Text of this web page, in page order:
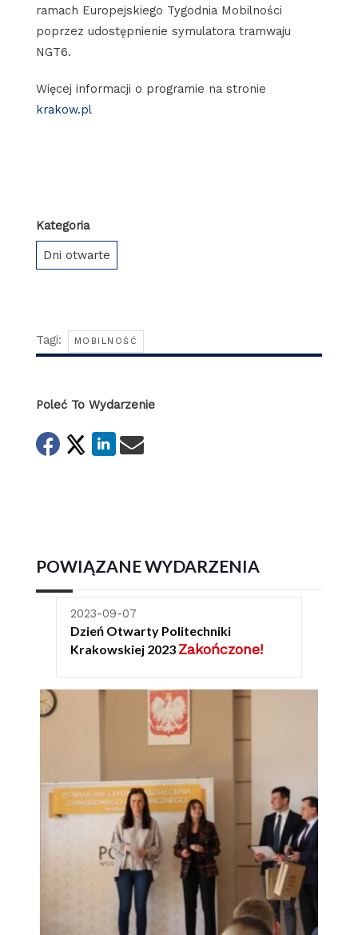
ramach Europejskiego Tygodnia Mobilności
poprzez udostępnienie symulatora tramwaju
NGT6.
Więcej informacji o programie na stronie
krakow.pl
Kategoria
Dni otwarte
Tagi: MOBILNOŚĆ
Poleć To Wydarzenie
POWIĄZANE WYDARZENIA
2023-09-07
Dzień Otwarty Politechniki
Krakowskiej 2023 Zakończone!